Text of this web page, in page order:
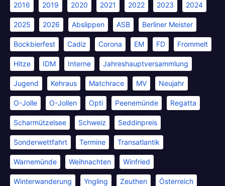
2016 2019 2020 2021 2022 2023 2024
2025 2026 Abslippen ASB Berliner Meister
Bockbierfest Cadiz Corona EM FD Frommelt
Hitze IDM Interne Jahreshauptversammlung
Jugend Kehraus Matchrace MV Neujahr
O-Jolle O-Jollen Opti Peenemünde Regatta
Scharmützelsee Schweiz Seddinpreis
Sonderwettfahrt Termine Transatlantik
Warnemünde Weihnachten Winfried
Winterwanderung Yngling Zeuthen Österreich